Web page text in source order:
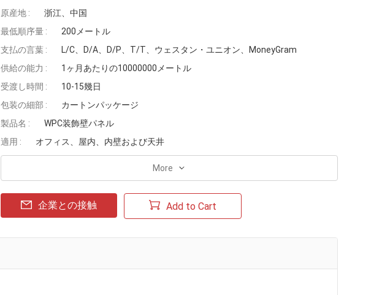
原産地 :
浙江、中国
最低順序量 :
200メートル
支払の言葉 :
L/C、D/A、D/P、T/T、ウェスタン・ユニオン、MoneyGram
供給の能力 :
1ヶ月あたりの10000000メートル
受渡し時間 :
10-15幾日
包装の細部 :
カートンパッケージ
製品名 :
WPC装飾壁パネル
適用 :
オフィス、屋内、内壁および天井
More
企業との接触 Add to Cart